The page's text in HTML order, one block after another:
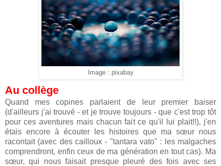
Image : pixabay
Au collège
Quand mes copines parlaient de leur premier baiser
(d'ailleurs j'ai trouvé - et je trouve toujours - que c'est trop tôt
pour ces aventures mais chacun fait ce qu'il lui plait!!), j'en
étais encore à écouter les histoires que ma sœur nous
racontait (avec des cailloux - "tantara vato" : les malgaches
comprendront, enfin ceux de ma génération en tout cas). Ma
sœur, qui nous faisait presque pleuré des fois avec ses